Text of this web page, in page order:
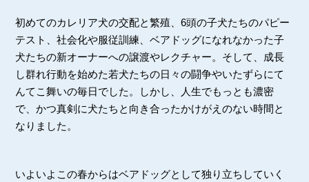
初めてのカレリア犬の交配と繁殖、6頭の子犬たちのパピー
テスト、社会化や服従訓練、ベアドッグになれなかった子
犬たちの新オーナーへの譲渡やレクチャー。そして、成長
し群れ行動を始めた若犬たちの日々の闘争やいたずらにて
んてこ舞いの毎日でした。しかし、人生でもっとも濃密
で、かつ真剣に犬たちと向き合ったかけがえのない時間と
なりました。
いよいよこの春からはベアドッグとして独り立ちしていく